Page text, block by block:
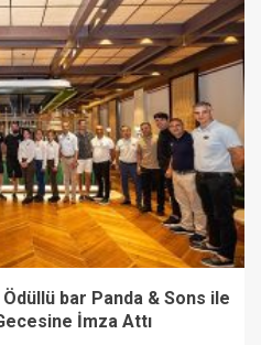
bar Panda & Sons ile
İmza Attı